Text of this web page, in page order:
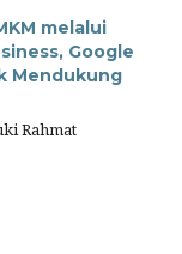
melalui
Google
Mendukung
Rahmat